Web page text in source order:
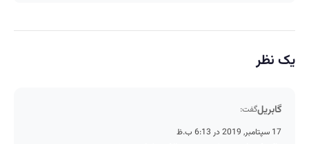
یک نظر
گابریلگفت:
17 سپتامبر, 2019 در 6:13 ب.ظ